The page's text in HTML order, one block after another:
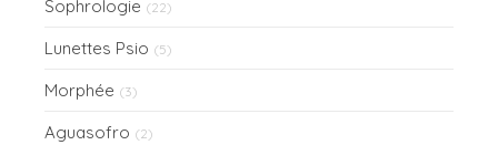
Sophrologie (22)
Lunettes Psio (5)
Morphée (3)
Aguasofro (2)